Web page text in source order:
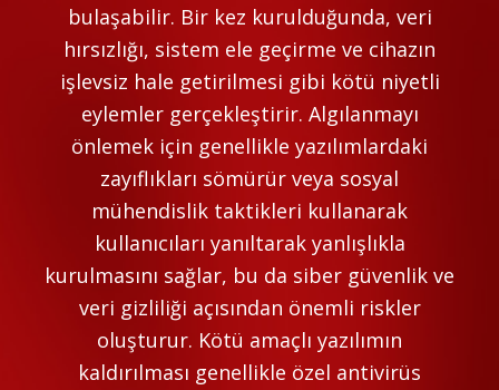
bulaşabilir. Bir kez kurulduğunda, veri
hırsızlığı, sistem ele geçirme ve cihazın
işlevsiz hale getirilmesi gibi kötü niyetli
eylemler gerçekleştirir. Algılanmayı
önlemek için genellikle yazılımlardaki
zayıflıkları sömürür veya sosyal
mühendislik taktikleri kullanarak
kullanıcıları yanıltarak yanlışlıkla
kurulmasını sağlar, bu da siber güvenlik ve
veri gizliliği açısından önemli riskler
oluşturur. Kötü amaçlı yazılımın
kaldırılması genellikle özel antivirüs